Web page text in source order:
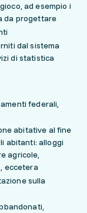
ad esempio i
da progettare
dal sistema
di statistica
federali,
abitative al fine
abitanti: alloggi
agricole,
eccetera
sulla